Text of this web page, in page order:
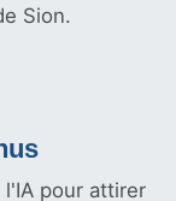
Sion.
pour attirer